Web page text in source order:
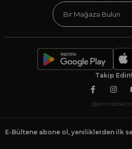
Bir Mağaza Bulun
Takip Edin!
E-Bültene abone ol, yeniliklerden ilk